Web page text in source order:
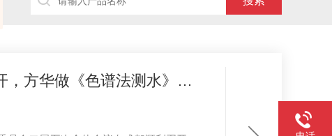
气标委含氟气体分会二届五次会议在成都召开，方华做《色谱法测水》技术报告